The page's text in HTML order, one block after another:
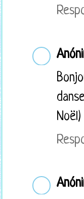
Noël)